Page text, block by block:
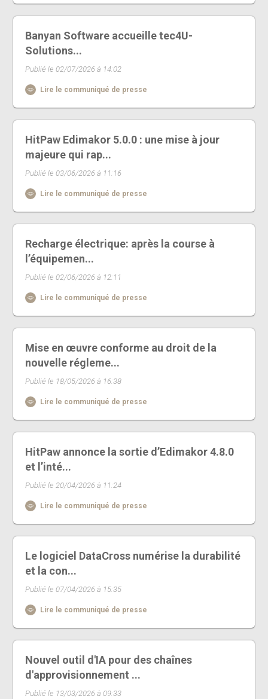
Banyan Software accueille tec4U-
Solutions...
Publié le 02/07/2026 à 14:02
Lire le communiqué de presse
HitPaw Edimakor 5.0.0 : une mise à jour
majeure qui rap...
Publié le 03/06/2026 à 11:16
Lire le communiqué de presse
Recharge électrique: après la course à
l’équipemen...
Publié le 02/06/2026 à 12:11
Lire le communiqué de presse
Mise en œuvre conforme au droit de la
nouvelle régleme...
Publié le 18/05/2026 à 16:38
Lire le communiqué de presse
HitPaw annonce la sortie d’Edimakor 4.8.0
et l’inté...
Publié le 20/04/2026 à 11:24
Lire le communiqué de presse
Le logiciel DataCross numérise la durabilité
et la con...
Publié le 07/04/2026 à 15:35
Lire le communiqué de presse
Nouvel outil d'IA pour des chaînes
d'approvisionnement ...
Publié le 13/03/2026 à 09:33